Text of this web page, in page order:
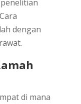
dengan
di mana